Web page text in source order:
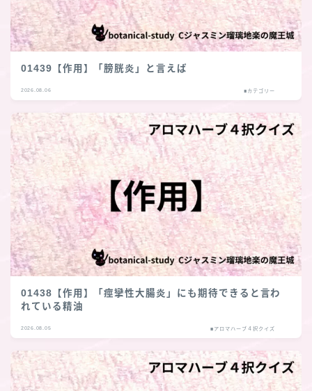
01439【作用】「膀胱炎」と言えば
2026.08.06 ■カテゴリー
01438【作用】「痙攣性大腸炎」にも期待できると言わ
れている精油
2026.08.05 ■アロマハーブ４択クイズ